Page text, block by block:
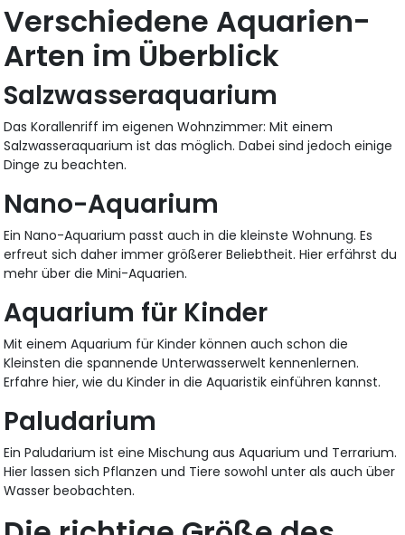
Verschiedene Aquarien-
Arten im Überblick
Salzwasseraquarium
Das Korallenriff im eigenen Wohnzimmer: Mit einem
Salzwasseraquarium ist das möglich. Dabei sind jedoch einige
Dinge zu beachten.
Nano-Aquarium
Ein Nano-Aquarium passt auch in die kleinste Wohnung. Es
erfreut sich daher immer größerer Beliebtheit. Hier erfährst du
mehr über die Mini-Aquarien.
Aquarium für Kinder
Mit einem Aquarium für Kinder können auch schon die
Kleinsten die spannende Unterwasserwelt kennenlernen.
Erfahre hier, wie du Kinder in die Aquaristik einführen kannst.
Paludarium
Ein Paludarium ist eine Mischung aus Aquarium und Terrarium.
Hier lassen sich Pflanzen und Tiere sowohl unter als auch über
Wasser beobachten.